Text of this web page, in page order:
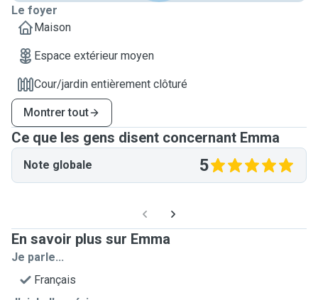
Le foyer
Maison
Espace extérieur moyen
Cour/jardin entièrement clôturé
Montrer tout
Ce que les gens disent concernant Emma
Note globale 5
En savoir plus sur Emma
Je parle...
Français